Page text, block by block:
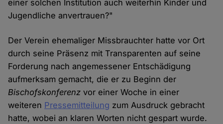
einer solchen Institution auch weiterhin Kinder und
Jugendliche anvertrauen?"
Der Verein ehemaliger Missbrauchter hatte vor Ort
durch seine Präsenz mit Transparenten auf seine
Forderung nach angemessener Entschädigung
aufmerksam gemacht, die er zu Beginn der
Bischofskonferenz vor einer Woche in einer
weiteren Pressemitteilung zum Ausdruck gebracht
hatte, wobei an klaren Worten nicht gespart wurde.